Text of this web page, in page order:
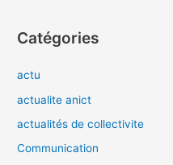
Catégories
actu
actualite anict
actualités de collectivite
Communication